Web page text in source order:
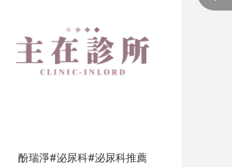
酚瑞淨#泌尿科#泌尿科推薦